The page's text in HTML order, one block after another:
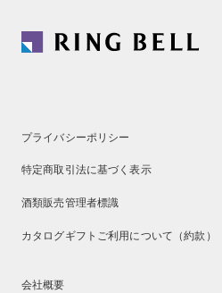
プライバシーポリシー
特定商取引法に基づく表示
酒類販売管理者標識
カタログギフトご利用について（約款）
会社概要